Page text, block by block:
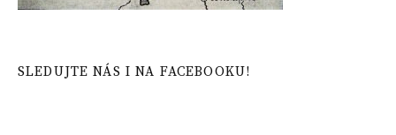
SLEDUJTE NÁS I NA FACEBOOKU!